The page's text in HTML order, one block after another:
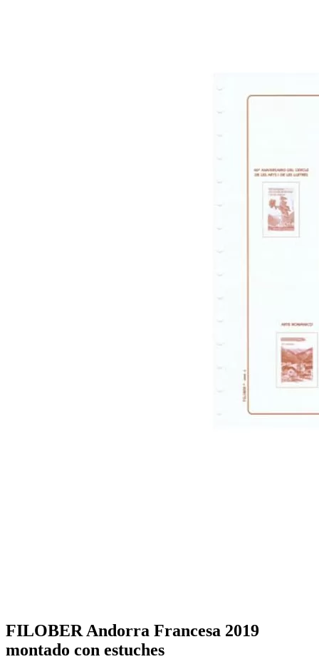
FILOBER Andorra Francesa 2019
montado con estuches